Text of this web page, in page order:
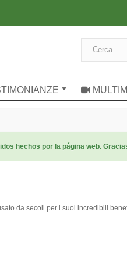
hechos por la página web.
da secoli per i suoi incredibili